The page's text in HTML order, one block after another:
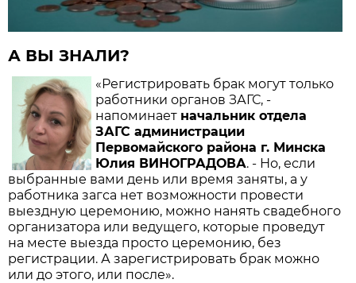
А ВЫ ЗНАЛИ?
«Регистрировать брак могут только
работники органов ЗАГС, -
напоминает начальник отдела
ЗАГС администрации
Первомайского района г. Минска
Юлия ВИНОГРАДОВА. - Но, если
выбранные вами день или время заняты, а у
работника загса нет возможности провести
выездную церемонию, можно нанять свадебного
организатора или ведущего, которые проведут
на месте выезда просто церемонию, без
регистрации. А зарегистрировать брак можно
или до этого, или после».